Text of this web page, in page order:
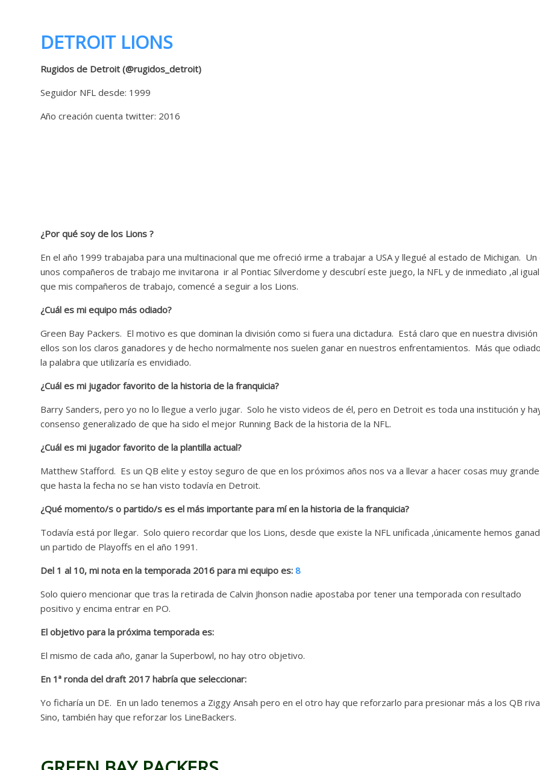
DETROIT LIONS
Rugidos de Detroit (@rugidos_detroit)
Seguidor NFL desde: 1999
Año creación cuenta twitter: 2016
¿Por qué soy de los Lions ?
En el año 1999 trabajaba para una multinacional que me ofreció irme a trabajar a USA y llegué al estado de Michigan. Un
unos compañeros de trabajo me invitarona ir al Pontiac Silverdome y descubrí este juego, la NFL y de inmediato ,al igual
que mis compañeros de trabajo, comencé a seguir a los Lions.
¿Cuál es mi equipo más odiado?
Green Bay Packers. El motivo es que dominan la división como si fuera una dictadura. Está claro que en nuestra división
ellos son los claros ganadores y de hecho normalmente nos suelen ganar en nuestros enfrentamientos. Más que
la palabra que utilizaría es envidiado.
¿Cuál es mi jugador favorito de la historia de la franquicia?
Barry Sanders, pero yo no lo llegue a verlo jugar. Solo he visto videos de él, pero en Detroit es toda una institución y
consenso generalizado de que ha sido el mejor Running Back de la historia de la NFL.
¿Cuál es mi jugador favorito de la plantilla actual?
Matthew Stafford. Es un QB elite y estoy seguro de que en los próximos años nos va a llevar a hacer cosas muy
que hasta la fecha no se han visto todavía en Detroit.
¿Qué momento/s o partido/s es el más importante para mí en la historia de la franquicia?
Todavía está por llegar. Solo quiero recordar que los Lions, desde que existe la NFL unificada ,únicamente hemos
un partido de Playoffs en el año 1991.
Del 1 al 10, mi nota en la temporada 2016 para mi equipo es:8
Solo quiero mencionar que tras la retirada de Calvin Jhonson nadie apostaba por tener una temporada con resultado
positivo y encima entrar en PO.
El objetivo para la próxima temporada es:
El mismo de cada año, ganar la Superbowl, no hay otro objetivo.
En 1ª ronda del draft 2017 habría que seleccionar:
Yo ficharía un DE. En un lado tenemos a Ziggy Ansah pero en el otro hay que reforzarlo para presionar más a los QB
Sino, también hay que reforzar los LineBackers.